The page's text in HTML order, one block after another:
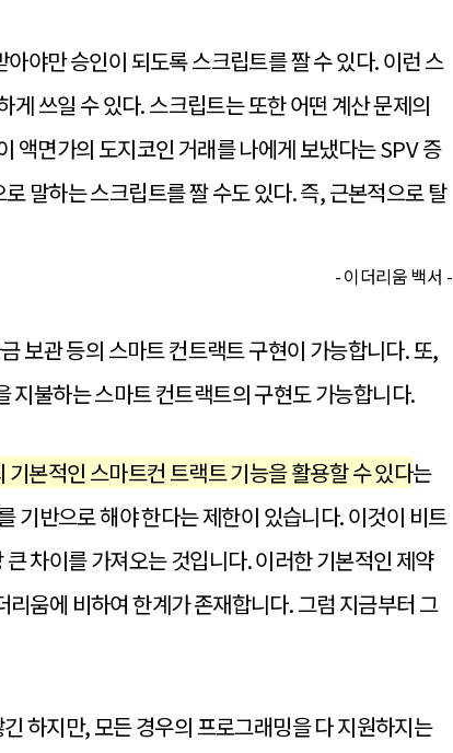
야만 승인이 되도록 스크립트를 짤 수 있다. 이런 스
쓰일 수 있다. 스크립트는 또한 어떤 계산 문제의
액면가의 도지코인 거래를 나에게 보냈다는 SPV 증
말하는 스크립트를 짤 수도 있다. 즉, 근본적으로 탈
- 이더리움 백서 -
보관 등의 스마트 컨트랙트 구현이 가능합니다. 또,
지불하는 스마트 컨트랙트의 구현도 가능합니다.
본적인 스마트컨 트랙트 기능을 활용할 수 있다는
기반으로 해야 한다는 제한이 있습니다. 이것이 비트
차이를 가져오는 것입니다. 이러한 기본적인 제약
움에 비하여 한계가 존재합니다. 그럼 지금부터 그
하지만, 모든 경우의 프로그래밍을 다 지원하지는